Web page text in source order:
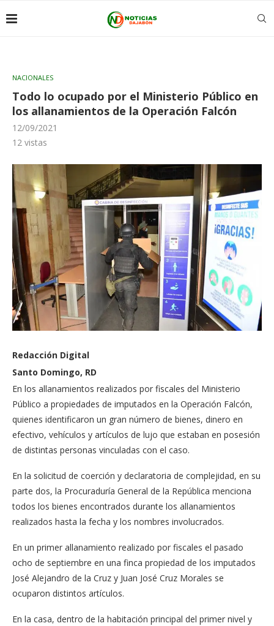
NACIONALES
Todo lo ocupado por el Ministerio Público en
los allanamientos de la Operación Falcón
12/09/2021
12 vistas
Redacción Digital
Santo Domingo, RD
En los allanamientos realizados por fiscales del Ministerio
Público a propiedades de imputados en la Operación Falcón,
quienes identificaron un gran número de bienes, dinero en
efectivo, vehículos y artículos de lujo que estaban en posesión
de distintas personas vinculadas con el caso.
En la solicitud de coerción y declaratoria de complejidad, en su
parte dos, la Procuraduría General de la República menciona
todos los bienes encontrados durante los allanamientos
realizados hasta la fecha y los nombres involucrados.
En un primer allanamiento realizado por fiscales el pasado
ocho de septiembre en una finca propiedad de los imputados
José Alejandro de la Cruz y Juan José Cruz Morales se
ocuparon distintos artículos.
En la casa, dentro de la habitación principal del primer nivel y